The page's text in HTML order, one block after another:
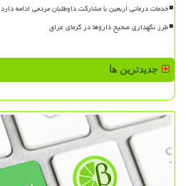
خدمات درمانی اربعین با مشارکت داوطلبان مردمی ادامه دارد
طرز نگهداری صحیح داروها در گرمای عراق
جدیدترین ها